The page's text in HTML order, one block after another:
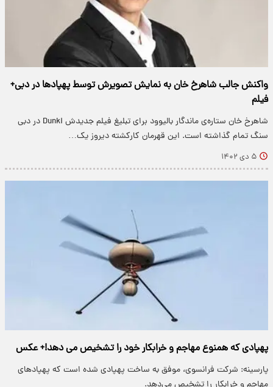
واکنش جالب شاهرخ خان به نمایش تصویرش توسط پهپادها در دبی+
فیلم
شاهرخ خان ستاره‌ی ماندگار بالیوود برای تبلیغ فیلم جدیدش Dunki در دبی
سنگ تمام گذاشته است. این قهرمان کارکشته دیروز یک…
۵ دی ۱۴۰۲
پهپادی که همنوع مهاجم و خرابکار خود را تشخیص می دهد!+ عکس
پارسینه: شرکت فرانسوی، موفق به ساخت پهپادی شده است که پهپادهای